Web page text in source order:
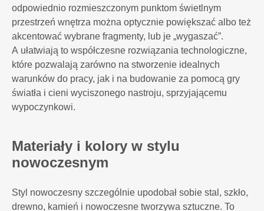
odpowiednio rozmieszczonym punktom świetlnym
przestrzeń wnętrza można optycznie powiększać albo też
akcentować wybrane fragmenty, lub je „wygaszać”.
A ułatwiają to współczesne rozwiązania technologiczne,
które pozwalają zarówno na stworzenie idealnych
warunków do pracy, jak i na budowanie za pomocą gry
światła i cieni wyciszonego nastroju, sprzyjającemu
wypoczynkowi.
Materiały i kolory w stylu
nowoczesnym
Styl nowoczesny szczególnie upodobał sobie stal, szkło,
drewno, kamień i nowoczesne tworzywa sztuczne. To